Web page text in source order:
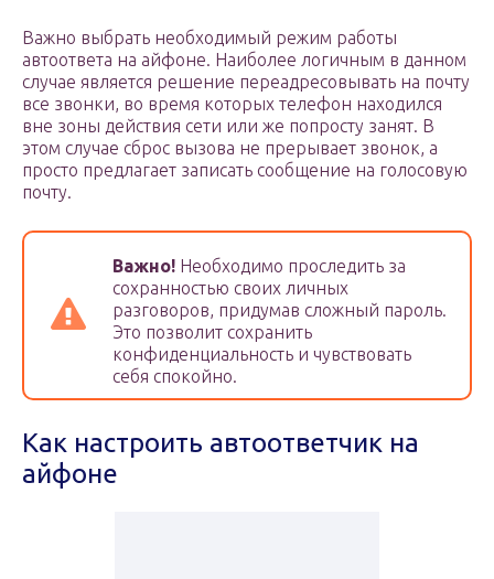
Важно выбрать необходимый режим работы
автоответа на айфоне. Наиболее логичным в данном
случае является решение переадресовывать на почту
все звонки, во время которых телефон находился
вне зоны действия сети или же попросту занят. В
этом случае сброс вызова не прерывает звонок, а
просто предлагает записать сообщение на голосовую
почту.
Важно! Необходимо проследить за
сохранностью своих личных
разговоров, придумав сложный пароль.
Это позволит сохранить
конфиденциальность и чувствовать
себя спокойно.
Как настроить автоответчик на
айфоне